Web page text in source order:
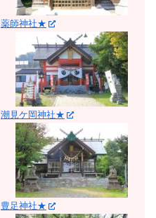
薬師神社★
潮見ケ岡神社★
豊足神社★